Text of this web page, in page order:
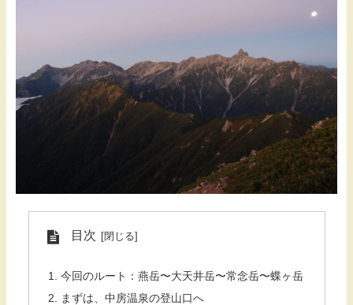
目次
今回のルート：燕岳〜大天井岳〜常念岳〜蝶ヶ岳
まずは、中房温泉の登山口へ